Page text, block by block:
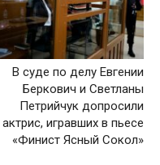
В суде по делу Евгении
Беркович и Светланы
Петрийчук допросили
актрис, игравших в пьесе
«Финист Ясный Сокол»